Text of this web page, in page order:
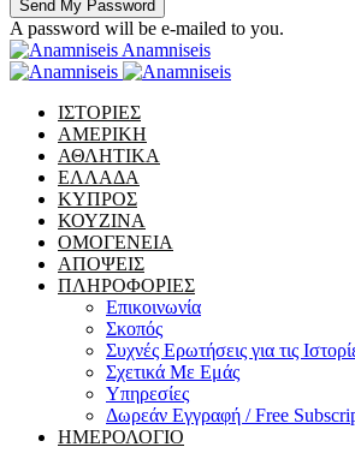
A password will be e-mailed to you.
Anamniseis
ΙΣΤΟΡΙΕΣ
ΑΜΕΡΙΚΗ
ΑΘΛΗΤΙΚΑ
ΕΛΛΑΔΑ
ΚΥΠΡΟΣ
ΚΟΥΖΙΝΑ
ΟΜΟΓΕΝΕΙΑ
ΑΠΟΨΕΙΣ
ΠΛΗΡΟΦΟΡΙΕΣ
Επικοινωνία
Σκοπός
Συχνές Ερωτήσεις για τις
Σχετικά Με Εμάς
Υπηρεσίες
Δωρεάν Εγγραφή / Free
ΗΜΕΡΟΛΟΓΙΟ